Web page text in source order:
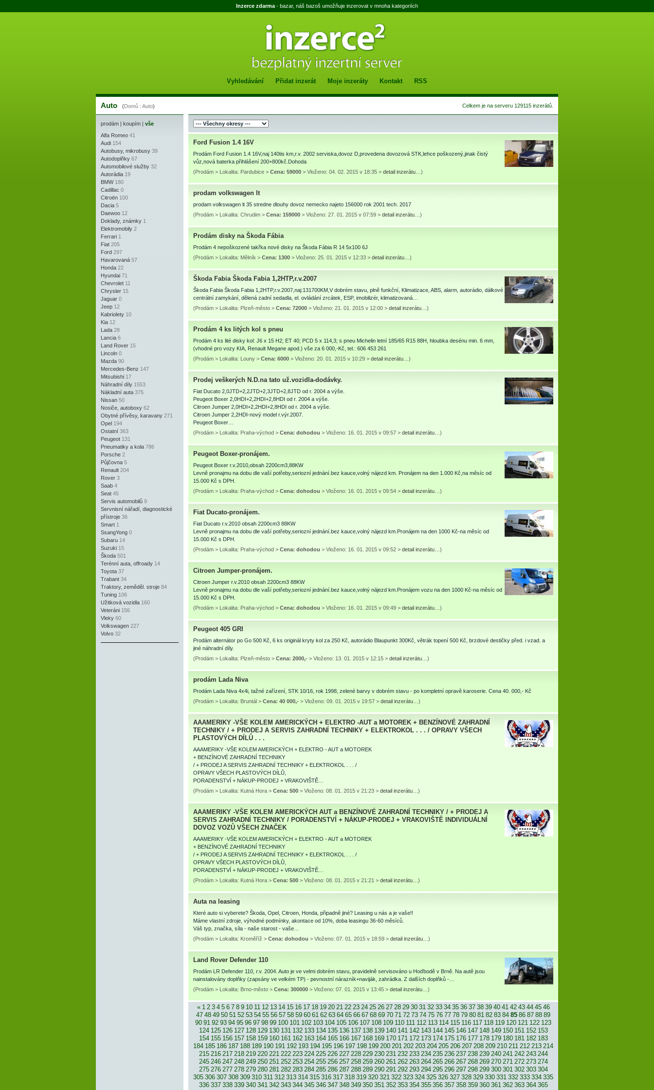
Inzerce zdarma - bazar, náš bazoš umožňuje inzerovat v mnoha kategoriích
Vyhledávání Přidat inzerát Moje inzeráty Kontakt RSS
Celkem je na serveru 129115 inzerátů.
Auto (Domů : Auto)
prodám | koupím | vše
Alfa Romeo 41
Audi 154
Autobusy, mikrobusy 39
Autodoplňky 67
Automobilové služby 32
Autorádia 19
BMW 180
Cadillac 0
Citroën 100
Dacia 5
Daewoo 12
Doklady, známky 1
Elektromobily 2
Ferrari 1
Fiat 205
Ford 297
Havarovaná 57
Honda 22
Hyundai 71
Chevrolet 11
Chrysler 15
Jaguar 0
Jeep 12
Kabriolety 10
Kia 12
Lada 28
Lancia 6
Land Rover 15
Lincoln 0
Mazda 90
Mercedes-Benz 147
Mitsubishi 17
Náhradní díly 1553
Nákladní auta 375
Nissan 50
Nosiče, autoboxy 62
Obytné přívěsy, karavany 271
Opel 194
Ostatní 363
Peugeot 131
Pneumatiky a kola 786
Porsche 2
Půjčovna 5
Renault 204
Rover 3
Saab 4
Seat 45
Servis automobilů 9
Servnisní nářadí, diagnostické
přístroje 36
Smart 1
SsangYong 0
Subaru 14
Suzuki 15
Škoda 501
Terénní auta, offroady 14
Toyota 37
Trabant 34
Traktory, zeměděl. stroje 84
Tuning 106
Užitková vozidla 160
Veteráni 156
Vleky 60
Volkswagen 227
Volvo 32
Ford Fusion 1.4 16V
Prodám Ford Fusion 1.4 16V,naj 140tis km,r.v. 2002 serviska,dovoz D,provedena dovozová STK,lehce poškozený,jinak čistý
vůz,nová baterka přihlášení 200+800kč.Dohoda
(Prodám > Lokalita: Pardubice > Cena: 59000 > Vloženo: 04. 02. 2015 v 18:35 > detail inzerátu… )
prodam volkswagen lt
prodam volkswagen lt 35 stredne dlouhy dovoz nemecko najeto 156000 rok 2001 tech. 2017
(Prodám > Lokalita: Chrudim > Cena: 159000 > Vloženo: 27. 01. 2015 v 07:59 > detail inzerátu… )
Prodám disky na Škoda Fábia
Prodám 4 nepoškozené takřka nové disky na Škoda Fábia R 14 5x100 6J
(Prodám > Lokalita: Mělník > Cena: 1300 > Vloženo: 25. 01. 2015 v 12:33 > detail inzerátu… )
Škoda Fabia Škoda Fabia 1,2HTP,r.v.2007
Škoda Fabia Škoda Fabia 1,2HTP,r.v.2007,naj:131700KM,V dobrém stavu, plně funkční, Klimatizace, ABS, alarm, autorádio, dálkové
centrální zamykání, dělená zadní sedadla, el. ovládání zrcátek, ESP, imobilizér, klimatizovaná…
(Prodám > Lokalita: Plzeň-město > Cena: 72000 > Vloženo: 21. 01. 2015 v 12:00 > detail inzerátu… )
Prodám 4 ks litých kol s pneu
Prodám 4 ks lité disky kol: J6 x 15 H2; ET 40; PCD 5 x 114,3; s pneu Michelin letní 185/65 R15 88H, hloubka desénu min. 6 mm,
(vhodné pro vozy KIA, Renault Megane apod.) vše za 6 000,-Kč, tel.: 606 453 261
(Prodám > Lokalita: Louny > Cena: 6000 > Vloženo: 20. 01. 2015 v 10:29 > detail inzerátu… )
Prodej veškerých N.D.na tato už.vozidla-dodávky.
Fiat Ducato 2,0JTD+2,2JTD+2,3JTD+2,8JTD od r. 2004 a výše.
Peugeot Boxer 2,0HDI+2,2HDI+2,8HDI od r. 2004 a výše.
Citroen Jumper 2,0HDI+2,2HDI+2,8HDI od r. 2004 a výše.
Citroen Jumper 2,2HDI-nový model r.výr.2007.
Peugeot Boxer…
(Prodám > Lokalita: Praha-východ > Cena: dohodou > Vloženo: 16. 01. 2015 v 09:57 > detail inzerátu… )
Peugeot Boxer-pronájem.
Peugeot Boxer r.v.2010,obsah 2200cm3,88KW
Levně pronajmu na dobu dle vaší potřeby,seriozní jednání.bez kauce,volný nájezd km. Pronájem na den 1.000 Kč,na měsíc od
15.000 Kč s DPH.
(Prodám > Lokalita: Praha-východ > Cena: dohodou > Vloženo: 16. 01. 2015 v 09:54 > detail inzerátu… )
Fiat Ducato-pronájem.
Fiat Ducato r.v.2010 obsah 2200cm3 88KW
Levně pronajmu na dobu dle vaší potřeby,seriozní jednání.bez kauce,volný nájezd km.Pronájem na den 1000 Kč-na měsíc od
15.000 Kč s DPH.
(Prodám > Lokalita: Praha-východ > Cena: dohodou > Vloženo: 16. 01. 2015 v 09:52 > detail inzerátu… )
Citroen Jumper-pronájem.
Citroen Jumper r.v.2010 obsah 2200cm3 88KW
Levně pronajmu na dobu dle vaší potřeby,seriozní jednání.bez kauce,volný nájezd km.Pronájem vozu na den 1000 Kč-na měsíc od
15.000 Kč s DPH.
(Prodám > Lokalita: Praha-východ > Cena: dohodou > Vloženo: 16. 01. 2015 v 09:49 > detail inzerátu… )
Peugeot 405 GRI
Prodám alternátor po Go 500 Kč, 6 ks originál kryty kol za 250 Kč, autorádio Blaupunkt 300Kč, větrák topení 500 Kč, brzdové destičky před. i vzad. a
jiné náhradní díly.
(Prodám > Lokalita: Plzeň-město > Cena: 2000,- > Vloženo: 13. 01. 2015 v 12:15 > detail inzerátu… )
prodám Lada Niva
Prodám Lada Niva 4x4i, tažné zařízení, STK 10/16, rok 1998, zelené barvy v dobrém stavu - po kompletní opravě karoserie. Cena 40. 000,- Kč
(Prodám > Lokalita: Bruntál > Cena: 40 000,- > Vloženo: 09. 01. 2015 v 19:57 > detail inzerátu… )
AAAMERIKY -VŠE KOLEM AMERICKÝCH + ELEKTRO -AUT a MOTOREK + BENZÍNOVÉ ZAHRADNÍ
TECHNIKY / + PRODEJ A SERVIS ZAHRADNÍ TECHNIKY + ELEKTROKOL . . . / OPRAVY VŠECH
PLASTOVÝCH DÍLŮ . . .
AAAMERIKY -VŠE KOLEM AMERICKÝCH + ELEKTRO - AUT a MOTOREK
+ BENZÍNOVÉ ZAHRADNÍ TECHNIKY
/ + PRODEJ A SERVIS ZAHRADNÍ TECHNIKY + ELEKTROKOL . . . /
OPRAVY VŠECH PLASTOVÝCH DÍLŮ,
PORADENSTVÍ + NÁKUP-PRODEJ + VRAKOVIŠTĚ…
(Prodám > Lokalita: Kutná Hora > Cena: 500 > Vloženo: 08. 01. 2015 v 21:23 > detail inzerátu… )
AAAMERIKY -VŠE KOLEM AMERICKÝCH AUT a BENZÍNOVÉ ZAHRADNÍ TECHNIKY / + PRODEJ A
SERVIS ZAHRADNÍ TECHNIKY / PORADENSTVÍ + NÁKUP-PRODEJ + VRAKOVIŠTĚ INDIVIDUÁLNÍ
DOVOZ VOZŮ VŠECH ZNAČEK
AAAMERIKY -VŠE KOLEM AMERICKÝCH + ELEKTRO - AUT a MOTOREK
+ BENZÍNOVÉ ZAHRADNÍ TECHNIKY
/ + PRODEJ A SERVIS ZAHRADNÍ TECHNIKY + ELEKTROKOL . . . /
OPRAVY VŠECH PLASTOVÝCH DÍLŮ,
PORADENSTVÍ + NÁKUP-PRODEJ + VRAKOVIŠTĚ…
(Prodám > Lokalita: Kutná Hora > Cena: 500 > Vloženo: 08. 01. 2015 v 21:21 > detail inzerátu… )
Auta na leasing
Které auto si vyberete? Škoda, Opel, Citroen, Honda, připadně jiné? Leasing u nás a je vaše!!
Máme vlastní zdroje, výhodné podmínky, akontace od 10%, doba leasingu 36-60 měsíců.
Váš typ, značka, síla - naše starost - vaše…
(Prodám > Lokalita: Kroměříž > Cena: dohodou > Vloženo: 07. 01. 2015 v 18:59 > detail inzerátu… )
Land Rover Defender 110
Prodám LR Defender 110, r.v. 2004. Auto je ve velmi dobrém stavu, pravidelně servisováno u Hoďbodě v Brně. Na autě jsou
nainstalovány doplňky (zapsány ve velkém TP) - pevnostní nárazník+naviják, zahrádka. Z dalších doplňků -…
(Prodám > Lokalita: Brno-město > Cena: 300000 > Vloženo: 07. 01. 2015 v 13:45 > detail inzerátu… )
« 1 2 3 4 5 6 7 8 9 10 11 12 13 14 15 16 17 18 19 20 21 22 23 24 25 26 27 28 29 30 31 32 33 34 35 36 37 38 39 40 41 42 43 44 45 46
47 48 49 50 51 52 53 54 55 56 57 58 59 60 61 62 63 64 65 66 67 68 69 70 71 72 73 74 75 76 77 78 79 80 81 82 83 84 85 86 87 88 89
90 91 92 93 94 95 96 97 98 99 100 101 102 103 104 105 106 107 108 109 110 111 112 113 114 115 116 117 118 119 120 121 122 123
124 125 126 127 128 129 130 131 132 133 134 135 136 137 138 139 140 141 142 143 144 145 146 147 148 149 150 151 152 153
154 155 156 157 158 159 160 161 162 163 164 165 166 167 168 169 170 171 172 173 174 175 176 177 178 179 180 181 182 183
184 185 186 187 188 189 190 191 192 193 194 195 196 197 198 199 200 201 202 203 204 205 206 207 208 209 210 211 212 213 214
215 216 217 218 219 220 221 222 223 224 225 226 227 228 229 230 231 232 233 234 235 236 237 238 239 240 241 242 243 244
245 246 247 248 249 250 251 252 253 254 255 256 257 258 259 260 261 262 263 264 265 266 267 268 269 270 271 272 273 274
275 276 277 278 279 280 281 282 283 284 285 286 287 288 289 290 291 292 293 294 295 296 297 298 299 300 301 302 303 304
305 306 307 308 309 310 311 312 313 314 315 316 317 318 319 320 321 322 323 324 325 326 327 328 329 330 331 332 333 334 335
336 337 338 339 340 341 342 343 344 345 346 347 348 349 350 351 352 353 354 355 356 357 358 359 360 361 362 363 364 365